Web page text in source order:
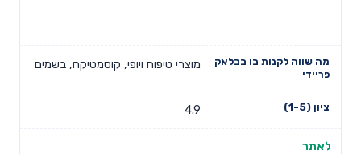
מוצרי טיפוח ויופי, קוסמטיקה, בשמים
4.9
לאתר